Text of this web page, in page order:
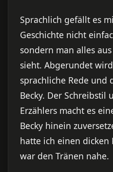
Sprachlich gefällt es
Geschichte nicht
sondern man alles
sieht. Abgerundet
sprachliche Rede und
Becky. Der Schreibstil
Erzählers macht es
Becky hinein
hatte ich einen dicken
war den Tränen nahe.